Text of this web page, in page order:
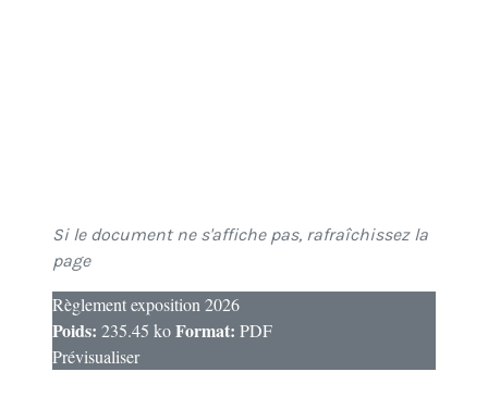
Si le document ne s'affiche pas, rafraîchissez la
page
Règlement exposition 2026
Poids: 235.45 koFormat: PDF
Prévisualiser